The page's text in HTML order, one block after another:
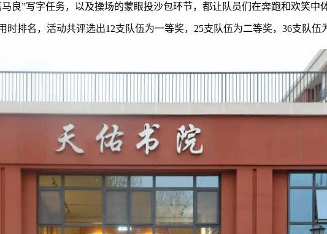
良”写字任务，以及操场的蒙眼投沙包环节，都让队员们在奔跑和欢笑中
排名，活动共评选出12支队伍为一等奖，25支队伍为二等奖，36支队伍